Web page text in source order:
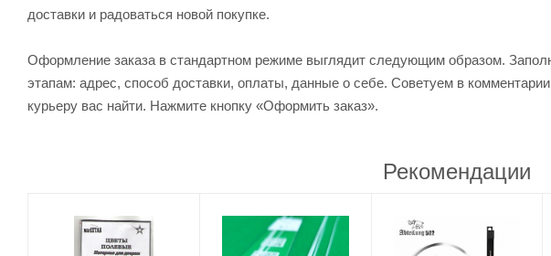
доставки и радоваться новой покупке.
Оформление заказа в стандартном режиме выглядит следующим образом.
этапам: адрес, способ доставки, оплаты, данные о себе. Советуем в
курьеру вас найти. Нажмите кнопку «Оформить заказ».
Рекомендации